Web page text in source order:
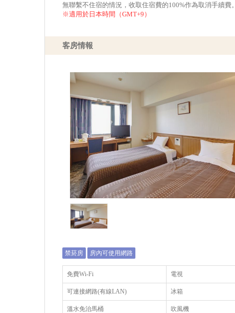
無聯繫不住宿的情況，收取住宿費的100%作為取消手續費。
※適用於日本時間（GMT+9）
客房情報
禁菸房 房內可使用網路
免費Wi-Fi 電視
可連接網路(有線LAN) 冰箱
溫水免治馬桶 吹風機